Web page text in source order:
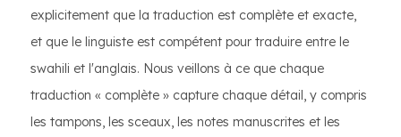
explicitement que la traduction est complète et exacte,
et que le linguiste est compétent pour traduire entre le
swahili et l'anglais. Nous veillons à ce que chaque
traduction « complète » capture chaque détail, y compris
les tampons, les sceaux, les notes manuscrites et les